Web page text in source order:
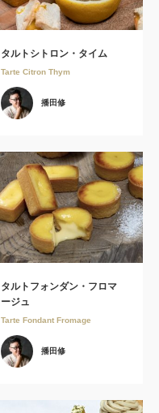
タルトシトロン・タイム
Tarte Citron Thym
播田修
タルトフォンダン・フロマ
ージュ
Tarte Fondant Fromage
播田修